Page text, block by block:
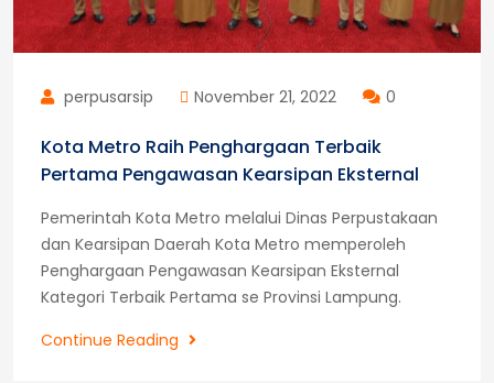
perpusarsip November 21, 2022 0
Kota Metro Raih Penghargaan Terbaik
Pertama Pengawasan Kearsipan Eksternal
Pemerintah Kota Metro melalui Dinas Perpustakaan
dan Kearsipan Daerah Kota Metro memperoleh
Penghargaan Pengawasan Kearsipan Eksternal
Kategori Terbaik Pertama se Provinsi Lampung.
Continue Reading
Kota